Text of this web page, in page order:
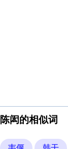
陈闳的相似词